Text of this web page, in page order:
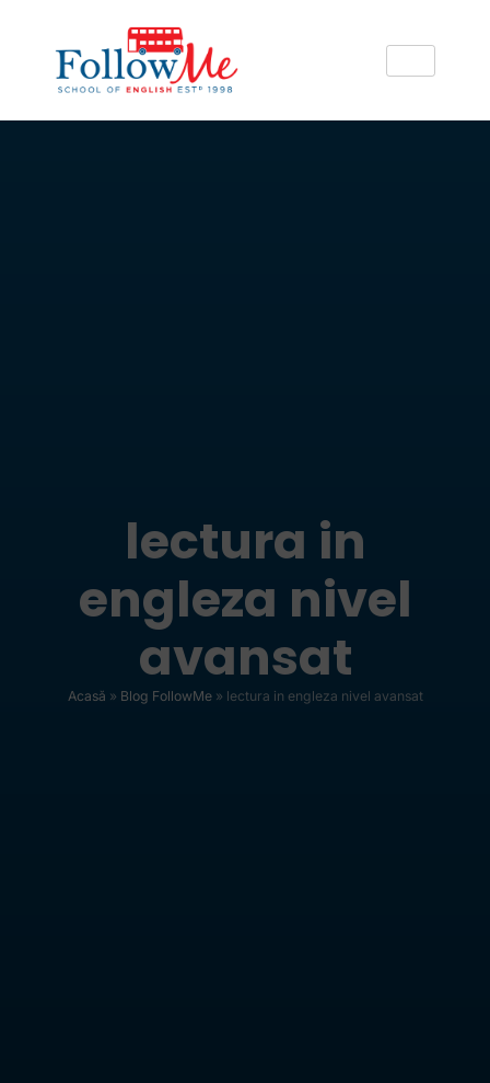
lectura in
engleza nivel
avansat
Acasă » Blog FollowMe» lectura in engleza nivel avansat